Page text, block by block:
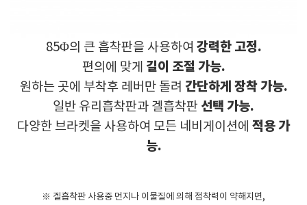
85Φ의 큰 흡착판을 사용하여 강력한 고정.
편의에 맞게 길이 조절 가능.
원하는 곳에 부착후 레버만 돌려 간단하게 장착 가능.
일반 유리흡착판과 겔흡착판 선택 가능.
다양한 브라켓을 사용하여 모든 네비게이션에 적용 가
능.
※ 겔흡착판 사용중 먼지나 이물질에 의해 접착력이 약해지면,